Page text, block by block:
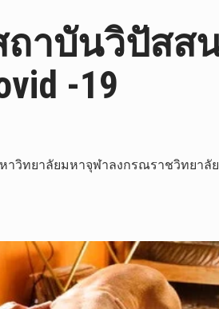
าบันวิปัสสน
-19
าวิทยาลัยมหาจุฬาลงกรณราชวิทย